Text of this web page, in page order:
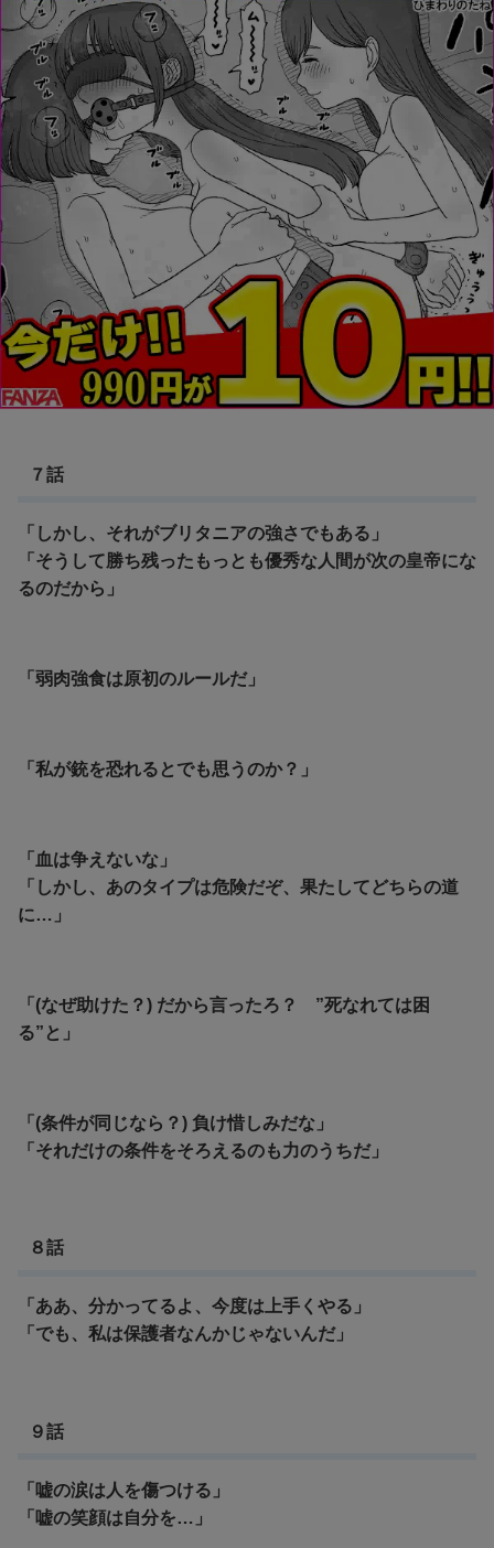
７話
「しかし、それがブリタニアの強さでもある」
「そうして勝ち残ったもっとも優秀な人間が次の皇帝にな
るのだから」
「弱肉強食は原初のルールだ」
「私が銃を恐れるとでも思うのか？」
「血は争えないな」
「しかし、あのタイプは危険だぞ、果たしてどちらの道
に…」
「(なぜ助けた？) だから言ったろ？ ”死なれては困
る”と」
「(条件が同じなら？) 負け惜しみだな」
「それだけの条件をそろえるのも力のうちだ」
８話
「ああ、分かってるよ、今度は上手くやる」
「でも、私は保護者なんかじゃないんだ」
９話
「嘘の涙は人を傷つける」
「嘘の笑顔は自分を…」